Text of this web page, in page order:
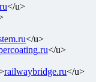
</u>
</u>
</u>
railwaybridge.ru</u>